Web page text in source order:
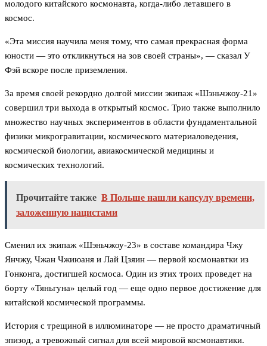
молодого китайского космонавта, когда-либо летавшего в
космос.
«Эта миссия научила меня тому, что самая прекрасная форма
юности — это откликнуться на зов своей страны», — сказал У
Фэй вскоре после приземления.
За время своей рекордно долгой миссии экипаж «Шэньчжоу-21»
совершил три выхода в открытый космос. Трио также выполнило
множество научных экспериментов в области фундаментальной
физики микрогравитации, космического материаловедения,
космической биологии, авиакосмической медицины и
космических технологий.
Прочитайте также В Польше нашли капсулу времени,
заложенную нацистами
Сменил их экипаж «Шэньчжоу-23» в составе командира Чжу
Янчжу, Чжан Чжиюаня и Лай Цзяин — первой космонавтки из
Гонконга, достигшей космоса. Один из этих троих проведет на
борту «Тяньгуна» целый год — еще одно первое достижение для
китайской космической программы.
История с трещиной в иллюминаторе — не просто драматичный
эпизод, а тревожный сигнал для всей мировой космонавтики.